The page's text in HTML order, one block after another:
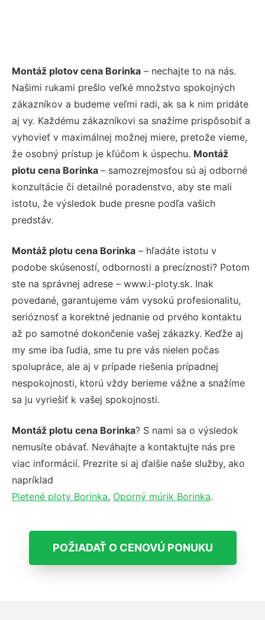
Montáž plotov cena Borinka – nechajte to na nás.
Našimi rukami prešlo veľké množstvo spokojných
zákazníkov a budeme veľmi radi, ak sa k nim pridáte
aj vy. Každému zákazníkovi sa snažíme prispôsobiť a
vyhovieť v maximálnej možnej miere, pretože vieme,
že osobný prístup je kľúčom k úspechu. Montáž
plotu cena Borinka – samozrejmosťou sú aj odborné
konzultácie či detailné poradenstvo, aby ste mali
istotu, že výsledok bude presne podľa vašich
predstáv.
Montáž plotu cena Borinka – hľadáte istotu v
podobe skúseností, odbornosti a precíznosti? Potom
ste na správnej adrese – www.i-ploty.sk. Inak
povedané, garantujeme vám vysokú profesionalitu,
serióznosť a korektné jednanie od prvého kontaktu
až po samotné dokončenie vašej zákazky. Keďže aj
my sme iba ľudia, sme tu pre vás nielen počas
spolupráce, ale aj v prípade riešenia prípadnej
nespokojnosti, ktorú vždy berieme vážne a snažíme
sa ju vyriešiť k vašej spokojnosti.
Montáž plotu cena Borinka? S nami sa o výsledok
nemusíte obávať. Neváhajte a kontaktujte nás pre
viac informácií. Prezrite si aj ďalšie naše služby, ako
napríklad
Pletené ploty Borinka, Oporný múrik Borinka.
POŽIADAŤ O CENOVÚ PONUKU